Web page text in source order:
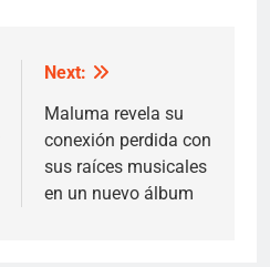
Next:
Maluma revela su
conexión perdida con
sus raíces musicales
en un nuevo álbum